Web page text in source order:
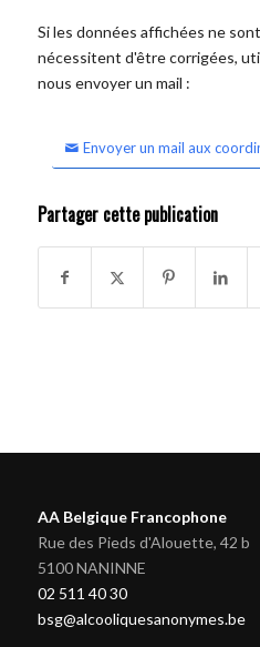
Si les données affichées ne
nécessitent d'être corrigées,
nous envoyer un mail :
Envoyer un mail aux
Partager cette publication
AA Belgique Francophone
Rue des Pieds d'Alouette, 42 b
5100 NANINNE
02 511 40 30
bsg@alcooliquesanonymes.be